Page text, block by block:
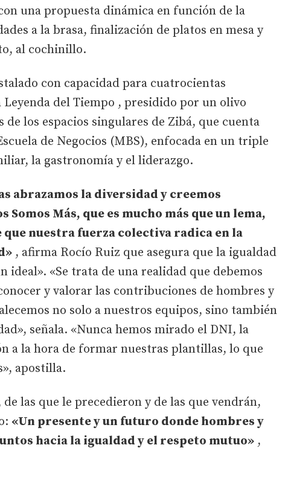
una propuesta dinámica en función de la
a la brasa, finalización de platos en mesa y
al cochinillo.
con capacidad para cuatrocientas
del Tiempo , presidido por un olivo
de los espacios singulares de Zibá, que cuenta
de Negocios (MBS), enfocada en un triple
la gastronomía y el liderazgo.
abrazamos la diversidad y creemos
Somos Más, que es mucho más que un lema,
nuestra fuerza colectiva radica en la
, afirma Rocío Ruiz que asegura que la igualdad
ideal». «Se trata de una realidad que debemos
y valorar las contribuciones de hombres y
no solo a nuestros equipos, sino también
señala. «Nunca hemos mirado el DNI, la
a la hora de formar nuestras plantillas, lo que
apostilla.
las que le precedieron y de las que vendrán,
«Un presente y un futuro donde hombres y
hacia la igualdad y el respeto mutuo» ,